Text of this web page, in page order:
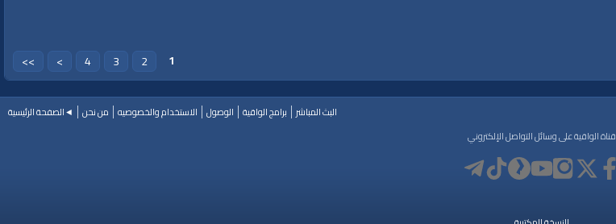
1
2
3
4
>
>>
البث المباشر برامج الواقية الوصول الاستخدام والخصوصيه من نحن
◄الصفحة الرئيسية
قناة الواقية على وسائل التواصل الإلكتروني